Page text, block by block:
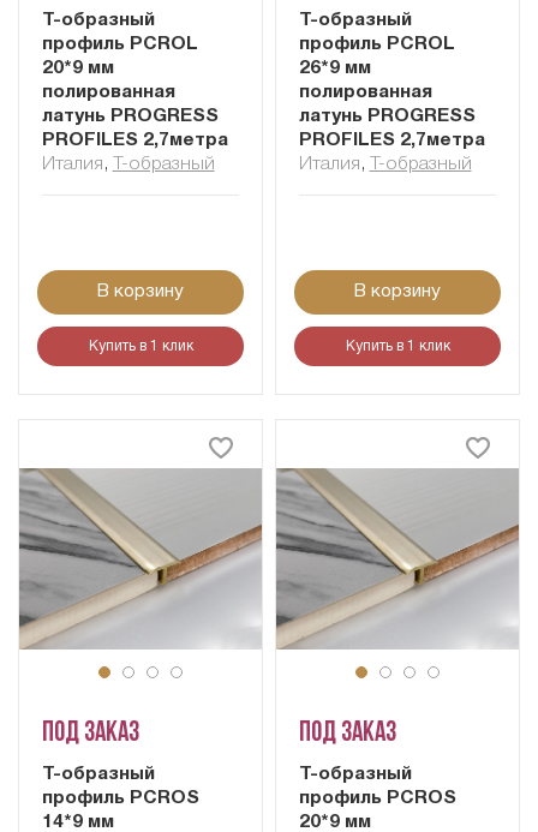
Т-образный
профиль PCROL
20*9 мм
полированная
латунь PROGRESS
PROFILES 2,7метра
Италия , Т-образный
В корзину
Купить в 1 клик
Т-образный
профиль PCROL
26*9 мм
полированная
латунь PROGRESS
PROFILES 2,7метра
Италия , Т-образный
В корзину
Купить в 1 клик
Под заказ
Т-образный
профиль PCROS
14*9 мм
Под заказ
Т-образный
профиль PCROS
20*9 мм